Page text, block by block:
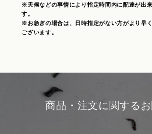
※天候などの事情により指定時間内に配達が出
す。
※お急ぎの場合は、日時指定がない方がより早
ございます。
商品・注文に関する